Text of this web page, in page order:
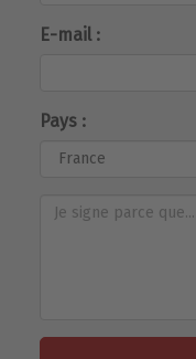
E-mail :
Pays :